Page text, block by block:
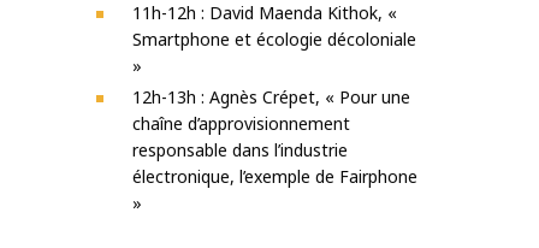
11h-12h : David Maenda Kithok, «
Smartphone et écologie décoloniale
»
12h-13h : Agnès Crépet, « Pour une
chaîne d’approvisionnement
responsable dans l’industrie
électronique, l’exemple de Fairphone
»